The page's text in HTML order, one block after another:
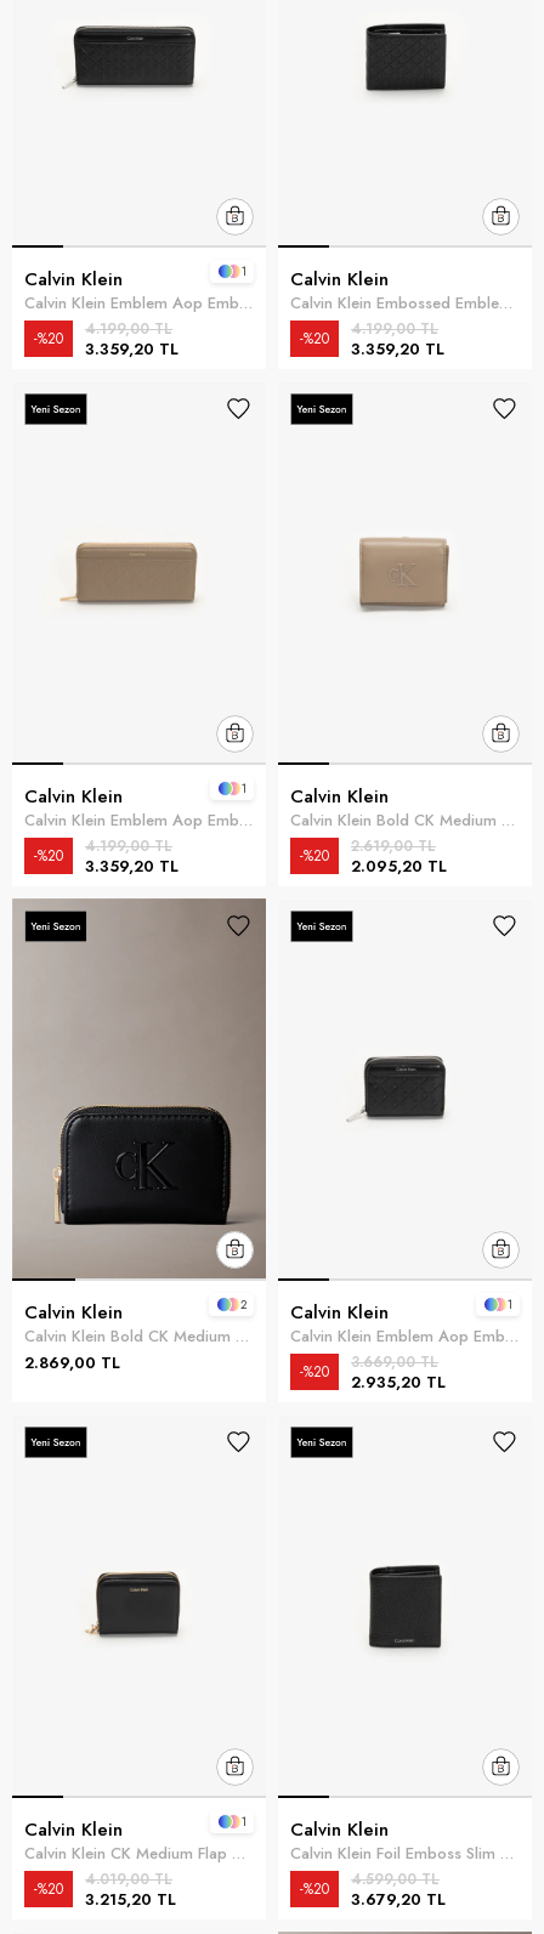
Calvin Klein
Calvin Klein Emblem Aop Embossed Long Wallet Kadın Cüzdan Siyah
3.359,20 TL
4.199,00 TL
%20
1 Calvin Klein
Calvin Klein Embossed Emblem Billfold W/ Coin Erkek Cüzdan Siyah
3.359,20 TL
4.199,00 TL
%20
Calvin Klein
Calvin Klein Emblem Aop Embossed Long Wallet Kadın Cüzdan Kahverengi
3.359,20 TL
4.199,00 TL
%20
1 Calvin Klein
Calvin Klein Bold CK Medium Bifold Kadın Cüzdan Kahverengi
2.095,20 TL
2.619,00 TL
%20
Calvin Klein
Calvin Klein Bold CK Medium Zip Around Kadın Cüzdan Siyah
2.869,00 TL
2 Calvin Klein
Calvin Klein Emblem Aop Embossed Zip Around Kadın Cüzdan Siyah
2.935,20 TL
3.669,00 TL
%20
1
Calvin Klein
Calvin Klein CK Medium Flap Zip Around Kadın Cüzdan Siyah
3.215,20 TL
4.019,00 TL
%20
1 Calvin Klein
Calvin Klein Foil Emboss Slim Trifold W Coin Erkek Cüzdan Siyah
3.679,20 TL
4.599,00 TL
%20